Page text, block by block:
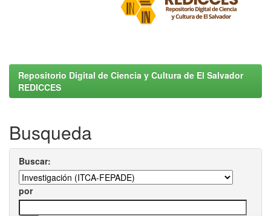
Repositorio Digital de Ciencia y Cultura de El Salvador
REDICCES
Busqueda
Buscar:
por